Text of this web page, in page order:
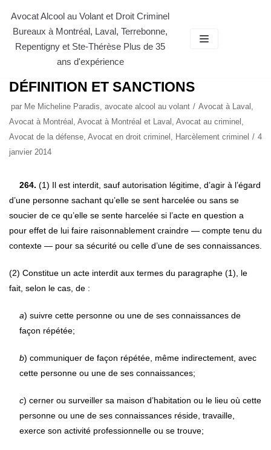
Aller
au
contenu
Avocat Alcool au Volant et Droit Criminel
Bureaux à Montréal, Laval, Terrebonne,
Repentigny et Ste-Thérèse Plus de 35
ans d'expérience
HARCÈLEMENT CRIMINEL:
DÉFINITION ET SANCTIONS
par Me Micheline Paradis, avocate alcool au volant Avocat à Laval ,
Avocat à Montréal , Avocat à Montréal et Laval , Avocat au criminel ,
Avocat de la défense, Avocat en droit criminel , Harcèlement criminel
4
janvier 2014
264. (1) Il est interdit, sauf autorisation légitime, d’agir à l’égard
d’une personne sachant qu’elle se sent harcelée ou sans se
soucier de ce qu’elle se sente harcelée si l’acte en question a
pour effet de lui faire raisonnablement craindre — compte tenu du
contexte — pour sa sécurité ou celle d’une de ses connaissances.
(2) Constitue un acte interdit aux termes du paragraphe (1), le
fait, selon le cas, de :
a) suivre cette personne ou une de ses connaissances de
façon répétée;
b) communiquer de façon répétée, même indirectement, avec
cette personne ou une de ses connaissances;
c) cerner ou surveiller sa maison d’habitation ou le lieu où cette
personne ou une de ses connaissances réside, travaille,
exerce son activité professionnelle ou se trouve;